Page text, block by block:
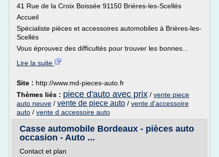
41 Rue de la Croix Boissée 91150 Brières-les-Scellés
Accueil
Spécialiste pièces et accessoires automobiles à Brières-les-
Scellés
Vous éprouvez des difficultés pour trouver les bonnes...
Lire la suite
Site : http://www.md-pieces-auto.fr
Thèmes liés : piece d'auto avec prix / vente piece
auto neuve / vente de piece auto / vente d'accessoire
auto / vente d accessoire auto
Casse automobile Bordeaux - pièces auto
occasion - Auto ...
Contact et plan